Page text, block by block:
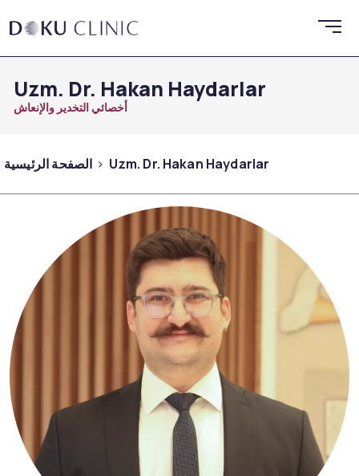
Uzm. Dr. Hakan Haydarlar
أخصائي التخدير والإنعاش
الصفحة الرئيسية Uzm. Dr. Hakan Haydarlar